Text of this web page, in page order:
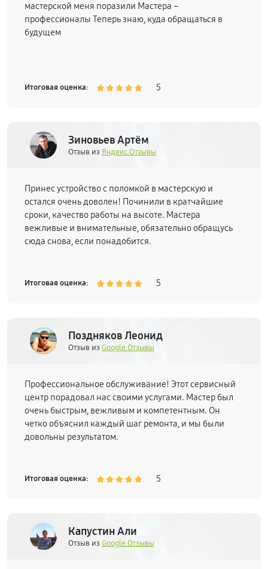
мастерской меня поразили Мастера –
профессионалы Теперь знаю, куда обращаться в
будущем
Итоговая оценка: 5
Зиновьев Артём
Отзыв из Яндекс.Отзывы
Принес устройство с поломкой в мастерскую и
остался очень доволен! Починили в кратчайшие
сроки, качество работы на высоте. Мастера
вежливые и внимательные, обязательно обращусь
сюда снова, если понадобится.
Итоговая оценка: 5
Поздняков Леонид
Отзыв из Google.Отзывы
Профессиональное обслуживание! Этот сервисный
центр порадовал нас своими услугами. Мастер был
очень быстрым, вежливым и компетентным. Он
четко объяснил каждый шаг ремонта, и мы были
довольны результатом.
Итоговая оценка: 5
Капустин Али
Отзыв из Google.Отзывы